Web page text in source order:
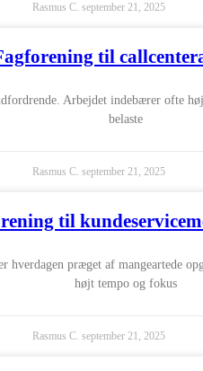
Rasmus C. september 21, 2025
til
Arbejdet indebærer ofte
belaste
Rasmus C. september 21, 2025
til
præget af mangeartede
højt tempo og fokus
Rasmus C. september 21, 2025